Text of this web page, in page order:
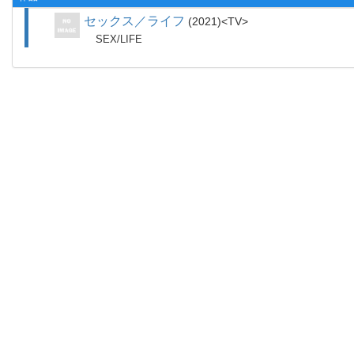
セックス／ライフ 2021 TV
SEX/LIFE